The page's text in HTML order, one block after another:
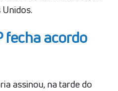
fecha acordo
assinou, na tarde do